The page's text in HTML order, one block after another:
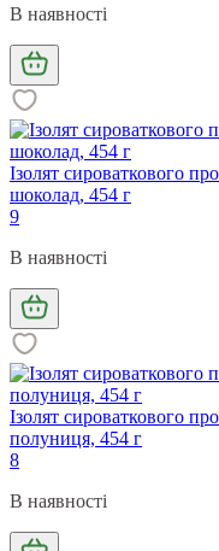
В наявності
Ізолят сироваткового
шоколад, 454 г
9
В наявності
Ізолят сироваткового
полуниця, 454 г
8
В наявності